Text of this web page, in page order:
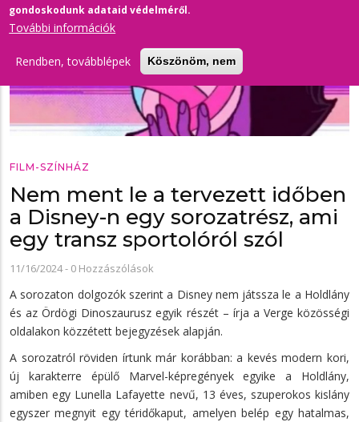
gondoskodunk adataid védelméről.
További információk
Rendben, továbblépek Köszönöm, nem
FILM-SZÍNHÁZ
Nem ment le a tervezett időben
a Disney-n egy sorozatrész, ami
egy transz sportolóról szól
11/16/2024- 0 Hozzászólások
A sorozaton dolgozók szerint a Disney nem játssza le a Holdlány
és az Ördögi Dinoszaurusz egyik részét – írja a Verge közösségi
oldalakon közzétett bejegyzések alapján.
A sorozatról röviden írtunk már korábban: a kevés modern kori,
új karakterre épülő Marvel-képregények egyike a Holdlány,
amiben egy Lunella Lafayette nevű, 13 éves, szuperokos kislány
egyszer megnyit egy téridőkaput, amelyen belép egy hatalmas,